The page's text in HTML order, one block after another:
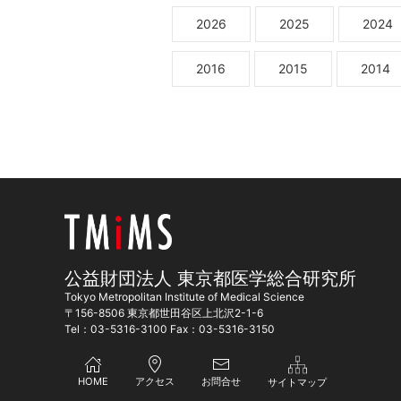
2026 2025 2024
2016 2015 2014
公益財団法人 東京都医学総合研究所
Tokyo Metropolitan Institute of Medical Science
〒156-8506 東京都世田谷区上北沢2-1-6
Tel：03-5316-3100 Fax：03-5316-3150
HOME アクセス お問合せ サイトマップ